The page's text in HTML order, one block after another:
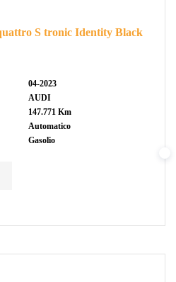
S tronic Identity Black
04-2023
AUDI
147.771 Km
Automatico
Gasolio